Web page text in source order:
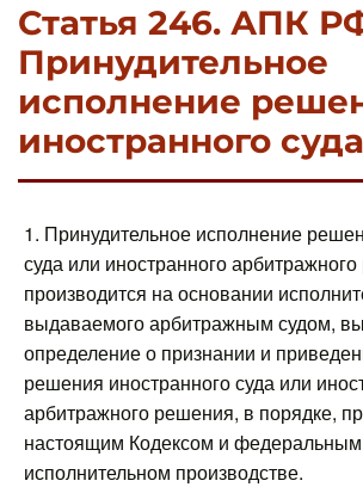
Статья 246. АПК
Принудительное
исполнение
иностранного суда
1. Принудительное исполнение
суда или иностранного
производится на основании
выдаваемого арбитражным судом,
определение о признании и
решения иностранного суда или
арбитражного решения, в порядке,
настоящим Кодексом и
исполнительном производстве.